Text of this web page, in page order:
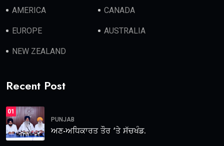
AMERICA CANADA
EUROPE AUSTRALIA
NEW ZEALAND
Recent Post
01
PUNJAB
ਅਣ-ਅਧਿਕਾਰਤ ਤੌਰ ‘ਤੇ ਸੱਚਖੰਡ.